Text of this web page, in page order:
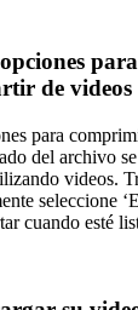
opciones
de videos
para
del archivo
videos.
seleccione
cuando esté